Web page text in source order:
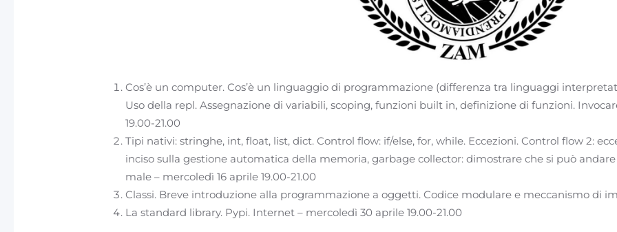
Cos’è un computer. Cos’è un linguaggio di programmazione (differenza tra linguaggi
Uso della repl. Assegnazione di variabili, scoping, funzioni built in, definizione di funzioni.
19.00-21.00
Tipi nativi: stringhe, int, float, list, dict. Control flow: if/else, for, while. Eccezioni. Control flow 2:
inciso sulla gestione automatica della memoria, garbage collector: dimostrare che si può
male – mercoledì 16 aprile 19.00-21.00
Classi. Breve introduzione alla programmazione a oggetti. Codice modulare e meccanismo di
La standard library. Pypi. Internet – mercoledì 30 aprile 19.00-21.00